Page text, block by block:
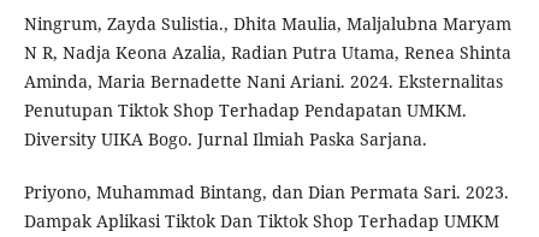
Ningrum, Zayda Sulistia., Dhita Maulia, Maljalubna Maryam
N R, Nadja Keona Azalia, Radian Putra Utama, Renea Shinta
Aminda, Maria Bernadette Nani Ariani. 2024. Eksternalitas
Penutupan Tiktok Shop Terhadap Pendapatan UMKM.
Diversity UIKA Bogo. Jurnal Ilmiah Paska Sarjana.
Priyono, Muhammad Bintang, dan Dian Permata Sari. 2023.
Dampak Aplikasi Tiktok Dan Tiktok Shop Terhadap UMKM